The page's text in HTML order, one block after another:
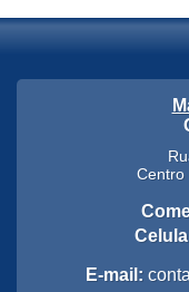
Centro
E-mail: